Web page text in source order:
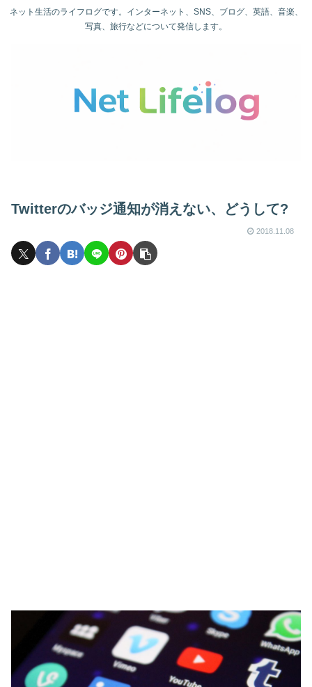
ネット生活のライフログです。インターネット、SNS、ブログ、英語、音楽、
写真、旅行などについて発信します。
Twitterのバッジ通知が消えない、どうして?
2018.11.08